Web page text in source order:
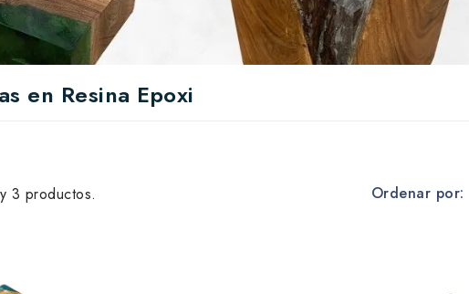
en Resina Epoxi
3 productos. Ordenar por: